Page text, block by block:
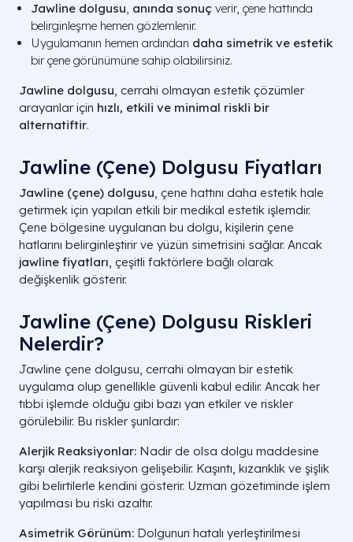
Jawline dolgusu, anında sonuç verir, çene hattında
belirginleşme hemen gözlemlenir.
Uygulamanın hemen ardından daha simetrik ve estetik
bir çene görünümüne sahip olabilirsiniz.
Jawline dolgusu, cerrahi olmayan estetik çözümler
arayanlar için hızlı, etkili ve minimal riskli bir
alternatiftir.
Jawline (Çene) Dolgusu Fiyatları
Jawline (çene) dolgusu, çene hattını daha estetik hale
getirmek için yapılan etkili bir medikal estetik işlemdir.
Çene bölgesine uygulanan bu dolgu, kişilerin çene
hatlarını belirginleştirir ve yüzün simetrisini sağlar. Ancak
jawline fiyatları, çeşitli faktörlere bağlı olarak
değişkenlik gösterir.
Jawline (Çene) Dolgusu Riskleri
Nelerdir?
Jawline çene dolgusu, cerrahi olmayan bir estetik
uygulama olup genellikle güvenli kabul edilir. Ancak her
tıbbi işlemde olduğu gibi bazı yan etkiler ve riskler
görülebilir. Bu riskler şunlardır:
Alerjik Reaksiyonlar: Nadir de olsa dolgu maddesine
karşı alerjik reaksiyon gelişebilir. Kaşıntı, kızarıklık ve şişlik
gibi belirtilerle kendini gösterir. Uzman gözetiminde işlem
yapılması bu riski azaltır.
Asimetrik Görünüm: Dolgunun hatalı yerleştirilmesi